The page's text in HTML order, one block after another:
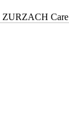
ZURZACH